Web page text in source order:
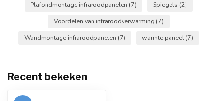
Plafondmontage infraroodpanelen (7) Spiegels (2)
Voordelen van infraroodverwarming (7)
Wandmontage infraroodpanelen (7) warmte paneel (7)
Recent bekeken